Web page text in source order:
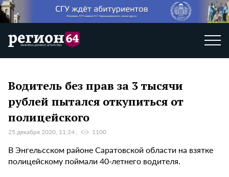
Водитель без прав за 3 тысячи
рублей пытался откупиться от
полицейского
25 декабря 2020, 11:24 1100
В Энгельсском районе Саратовской области на взятке
полицейскому поймали 40-летнего водителя.